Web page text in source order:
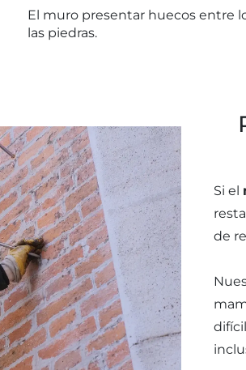
El muro presentar huecos entre
las piedras.
Si el
de